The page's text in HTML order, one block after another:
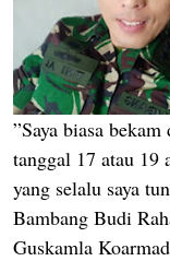
”Saya biasa
tanggal 17 atau 19
yang selalu saya
Bambang Budi
Guskamla